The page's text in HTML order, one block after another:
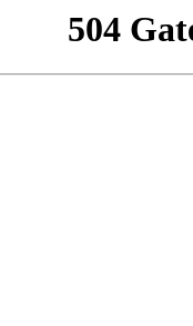
504